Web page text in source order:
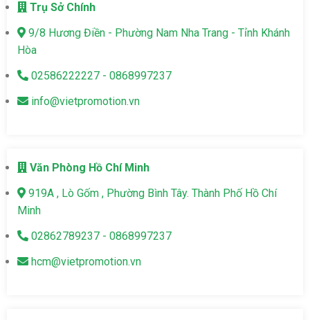
Trụ Sở Chính
9/8 Hương Điền - Phường Nam Nha Trang - Tỉnh Khánh
Hòa
02586222227 - 0868997237
info@vietpromotion.vn
Văn Phòng Hồ Chí Minh
919A , Lò Gốm , Phường Bình Tây. Thành Phố Hồ Chí
Minh
02862789237 - 0868997237
hcm@vietpromotion.vn